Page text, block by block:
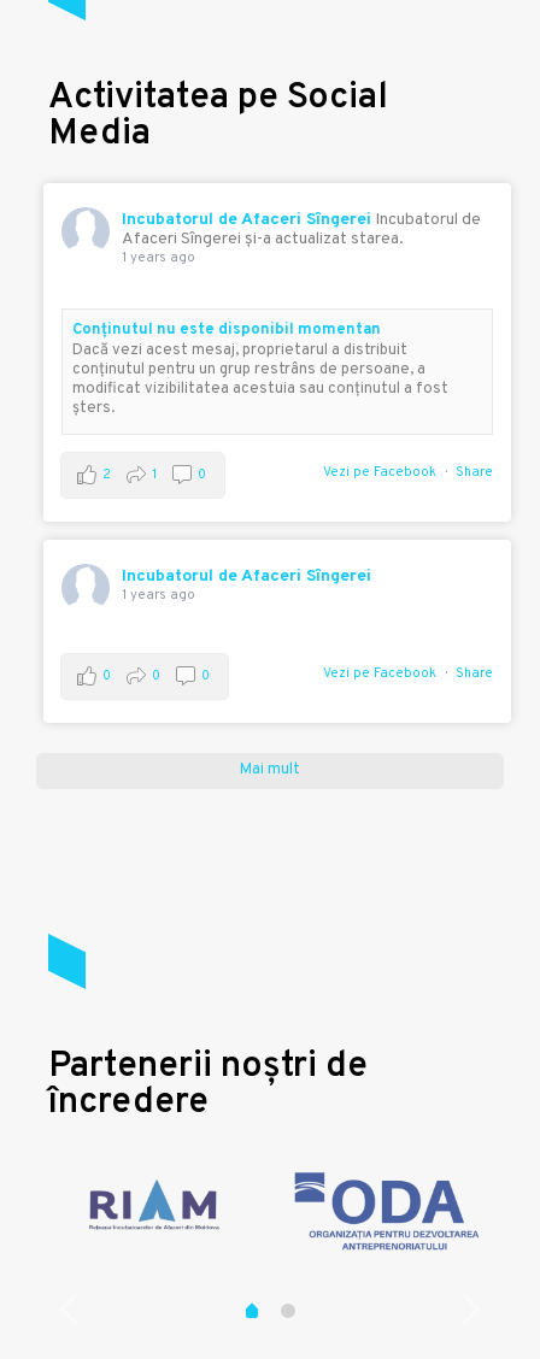
Activitatea pe Social
Media
Incubatorul de Afaceri Sîngerei Incubatorul de
Afaceri Sîngerei şi-a actualizat starea.
1 years ago
Conţinutul nu este disponibil momentan
Dacă vezi acest mesaj, proprietarul a distribuit
conţinutul pentru un grup restrâns de persoane, a
modificat vizibilitatea acestuia sau conţinutul a fost
şters.
Vezi pe Facebook Share
2 1 0
Incubatorul de Afaceri Sîngerei
1 years ago
Vezi pe Facebook Share
0 0 0
Mai mult
Partenerii noștri de
încredere